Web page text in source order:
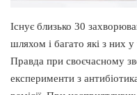
Існує близько 30
шляхом і багато які з них
Правда при своєчасному
експерименти з